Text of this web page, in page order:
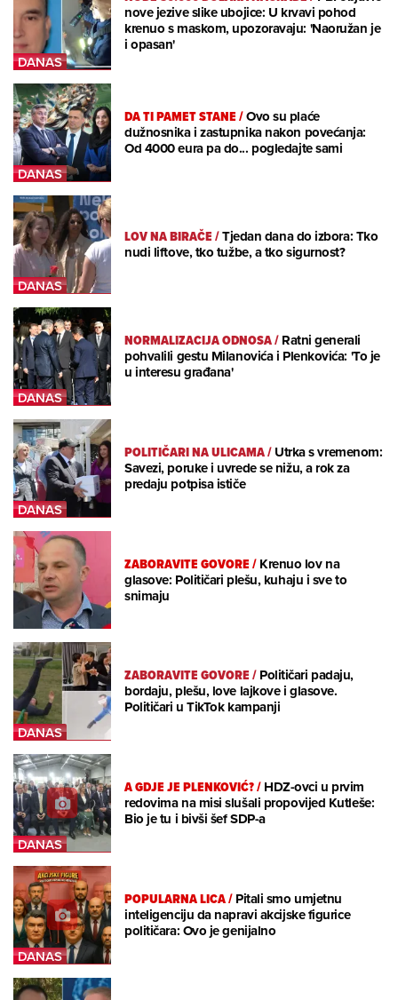
nove jezive slike ubojice: U krvavi pohod
krenuo s maskom, upozoravaju: 'Naoružan je
i opasan'
DA TI PAMET STANE/Ovo su plaće
dužnosnika i zastupnika nakon povećanja:
Od 4000 eura pa do... pogledajte sami
LOV NA BIRAČE/Tjedan dana do izbora: Tko
nudi liftove, tko tužbe, a tko sigurnost?
NORMALIZACIJA ODNOSA/Ratni generali
pohvalili gestu Milanovića i Plenkovića: 'To je
u interesu građana'
POLITIČARI NA ULICAMA/Utrka s vremenom:
Savezi, poruke i uvrede se nižu, a rok za
predaju potpisa ističe
ZABORAVITE GOVORE/Krenuo lov na
glasove: Političari plešu, kuhaju i sve to
snimaju
ZABORAVITE GOVORE/Političari padaju,
bordaju, plešu, love lajkove i glasove.
Političari u TikTok kampanji
A GDJE JE PLENKOVIĆ?/HDZ-ovci u prvim
redovima na misi slušali propovijed Kutleše:
Bio je tu i bivši šef SDP-a
POPULARNA LICA/Pitali smo umjetnu
inteligenciju da napravi akcijske figurice
političara: Ovo je genijalno